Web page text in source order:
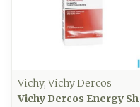
Vichy, Vichy Dercos
Vichy Dercos Energy Sh